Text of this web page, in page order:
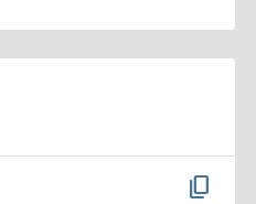
content_copy